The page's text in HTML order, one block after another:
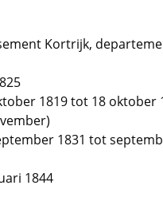
Kortrijk,
1819 tot 18 oktober
1831 tot
1844